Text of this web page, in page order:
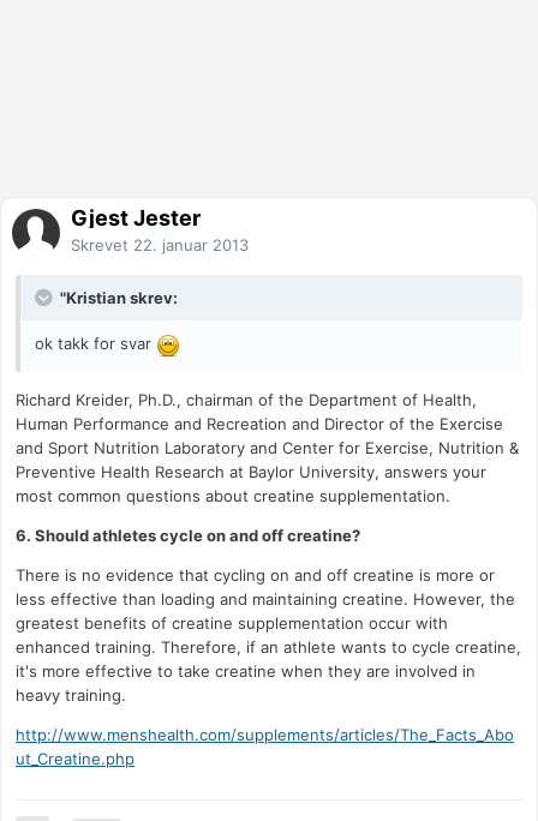
Gjest Jester
Skrevet 22. januar 2013
"Kristian skrev:
ok takk for svar
Richard Kreider, Ph.D., chairman of the Department of Health,
Human Performance and Recreation and Director of the Exercise
and Sport Nutrition Laboratory and Center for Exercise, Nutrition &
Preventive Health Research at Baylor University, answers your
most common questions about creatine supplementation.
6. Should athletes cycle on and off creatine?
There is no evidence that cycling on and off creatine is more or
less effective than loading and maintaining creatine. However, the
greatest benefits of creatine supplementation occur with
enhanced training. Therefore, if an athlete wants to cycle creatine,
it's more effective to take creatine when they are involved in
heavy training.
http://www.menshealth.com/supplements/articles/The_Facts_Abo
ut_Creatine.php